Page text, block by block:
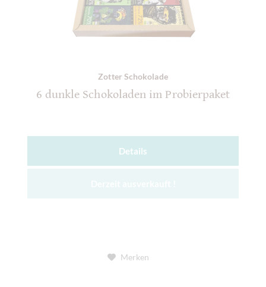
Zotter Schokolade
6 dunkle Schokoladen im Probierpaket
Details
Merken